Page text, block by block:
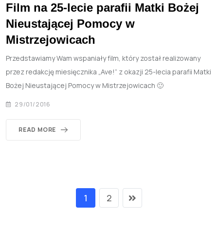
Film na 25-lecie parafii Matki Bożej
Nieustającej Pomocy w
Mistrzejowicach
Przedstawiamy Wam wspaniały film, który został realizowany
przez redakcję miesięcznika „Ave!” z okazji 25-lecia parafii Matki
Bożej Nieustającej Pomocy w Mistrzejowicach 🙂
29/01/2016
READ MORE
1 2